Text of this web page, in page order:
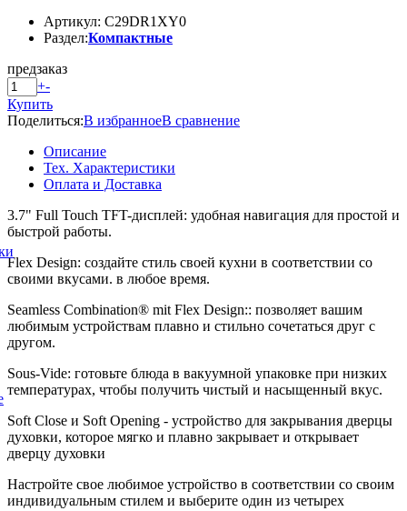
Артикул: C29DR1XY0
Раздел:Компактные
предзаказ
+-
Купить
Поделиться:В избранноеВ сравнение
Описание
Тех. Характеристики
Оплата и Доставка
3.7" Full Touch TFT-дисплей: удобная навигация для простой и
быстрой работы.
Flex Design: создайте стиль своей кухни в соответствии со
своими вкусами. в любое время.
Seamless Combination® mit Flex Design:: позволяет вашим
любимым устройствам плавно и стильно сочетаться друг с
другом.
Sous-Vide: готовьте блюда в вакуумной упаковке при низких
температурах, чтобы получить чистый и насыщенный вкус.
Soft Close и Soft Opening - устройство для закрывания дверцы
духовки, которое мягко и плавно закрывает и открывает
дверцу духовки
Настройте свое любимое устройство в соответствии со своим
индивидуальным стилем и выберите один из четырех